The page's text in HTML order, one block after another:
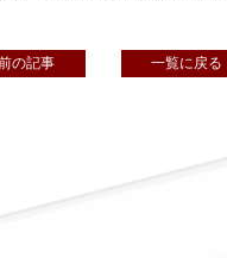
の記事 一覧に戻る